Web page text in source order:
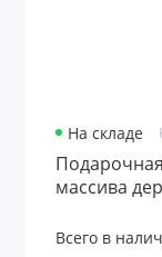
На складе
массива
Всего в